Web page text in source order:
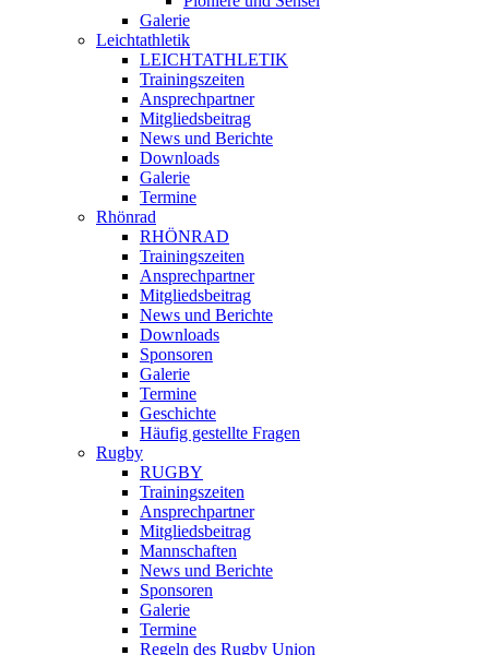
Galerie
Leichtathletik
LEICHTATHLETIK
Trainingszeiten
Ansprechpartner
Mitgliedsbeitrag
News und Berichte
Downloads
Galerie
Termine
Rhönrad
RHÖNRAD
Trainingszeiten
Ansprechpartner
Mitgliedsbeitrag
News und Berichte
Downloads
Sponsoren
Galerie
Termine
Geschichte
Häufig gestellte Fragen
Rugby
RUGBY
Trainingszeiten
Ansprechpartner
Mitgliedsbeitrag
Mannschaften
News und Berichte
Sponsoren
Galerie
Termine
Regeln des Rugby Union